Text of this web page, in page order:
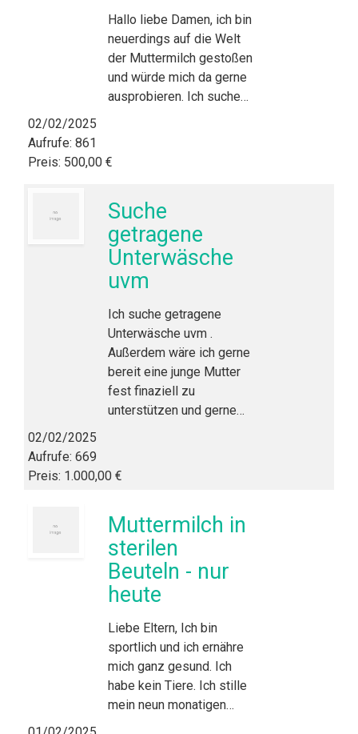
Hallo liebe Damen, ich bin
neuerdings auf die Welt
der Muttermilch gestoßen
und würde mich da gerne
ausprobieren. Ich suche…
02/02/2025
Aufrufe: 861
Preis: 500,00 €
Suche
getragene
Unterwäsche
uvm
Ich suche getragene
Unterwäsche uvm .
Außerdem wäre ich gerne
bereit eine junge Mutter
fest finaziell zu
unterstützen und gerne…
02/02/2025
Aufrufe: 669
Preis: 1.000,00 €
Muttermilch in
sterilen
Beuteln - nur
heute
Liebe Eltern, Ich bin
sportlich und ich ernähre
mich ganz gesund. Ich
habe kein Tiere. Ich stille
mein neun monatigen…